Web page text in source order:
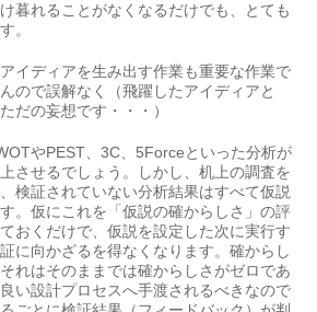
暮れることがなくなるだけでも、とても
。
イディアを生み出す作業も重要な作業で
ので誤解なく（飛躍したアイディアと
だの妄想です・・・）
やPEST、3C、5Forceといった分析が
させるでしょう。しかし、机上の調査を
検証されていない分析結果はすべて仮説
。仮にこれを「仮説の確からしさ」の評
おくだけで、仮説を設定した次に実行す
に向かざるを得なくなります。確からし
れはそのままでは確からしさがゼロであ
い設計プロセスへ手渡されるべきなので